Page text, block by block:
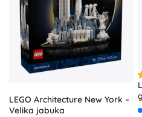
LEGO Architecture New York –
Velika jabuka